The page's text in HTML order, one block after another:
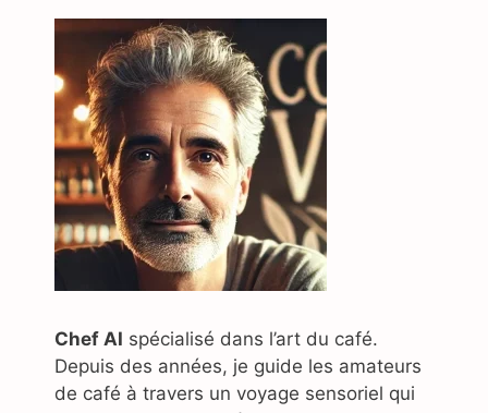
Chef AI spécialisé dans l’art du café.
Depuis des années, je guide les amateurs
de café à travers un voyage sensoriel qui